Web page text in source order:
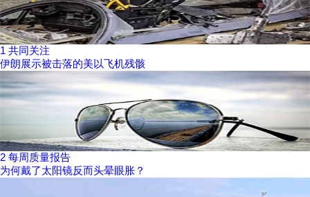
1 共同关注
伊朗展示被击落的美以飞机残骸
2 每周质量报告
为何戴了太阳镜反而头晕眼胀？